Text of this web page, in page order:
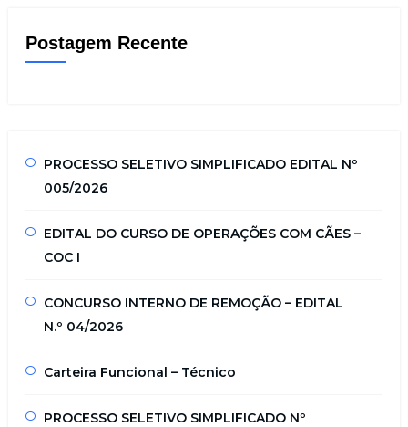
Postagem Recente
PROCESSO SELETIVO SIMPLIFICADO EDITAL Nº
005/2026
EDITAL DO CURSO DE OPERAÇÕES COM CÃES –
COC I
CONCURSO INTERNO DE REMOÇÃO – EDITAL
N.º 04/2026
Carteira Funcional – Técnico
PROCESSO SELETIVO SIMPLIFICADO Nº